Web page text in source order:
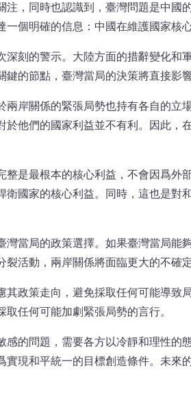
注，同時也認識到，臺灣問題是中
個明確的信息：中國在維護國家核
深刻的警示。大陸方面的措辭變化
的節點，臺灣當局的決策將直接影
兩岸關係的緊張局勢也持有各自的
於他們的國家利益並不有利。因此
是最根本的核心利益，不會因爲
國家的核心利益。同時，這也是
灣當局的政策選擇。如果臺灣當局
活動，兩岸關係將面臨更大的不確定
政策走向，避免採取任何可能導
任何可能加劇緊張局勢的言行。
的問題，需要各方以冷靜和理性的
實現和平統一的目標創造條件。未